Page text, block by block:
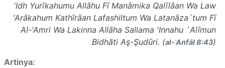
'Idh Yurīkahumu Allāhu Fī Manāmika Qalīlāan Wa Law
'Arākahum Kathīrāan Lafashiltum Wa Latanāza`tum Fī
Al-'Amri Wa Lakinna Allāha Sallama 'Innahu `Alīmun
Bidhāti Aş-Şudūri. (al-ʾAnfāl 8:43)
Artinya: